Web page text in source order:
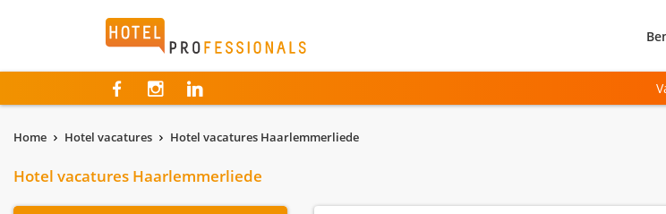
Hotelprofessionals
Home Hotel vacatures Hotel vacatures Haarlemmerliede
Hotel vacatures Haarlemmerliede